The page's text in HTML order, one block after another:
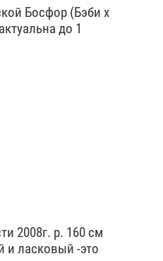
Босфор (Бэби х
до 1
2008г. р. 160 см
и ласковый -это